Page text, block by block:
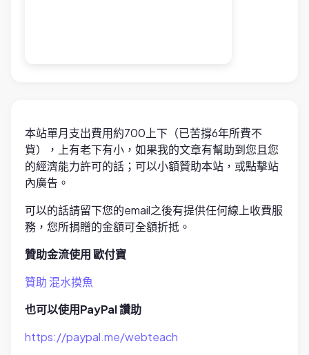
本站單月支出費用約700上下（已苦撐6年所費不
貲），上有老下有小，如果我的文章有幫助到您且您
的經濟能力許可的話；可以小額贊助本站，或點擊站
內廣告。
可以的話請留下您的email之後有提供任何線上收費服
務，您所捐贈的金額可全額折抵。
贊助金流使用 歐付寶
贊助 混水摸魚
也可以使用PayPal 讚助
https://paypal.me/webteach